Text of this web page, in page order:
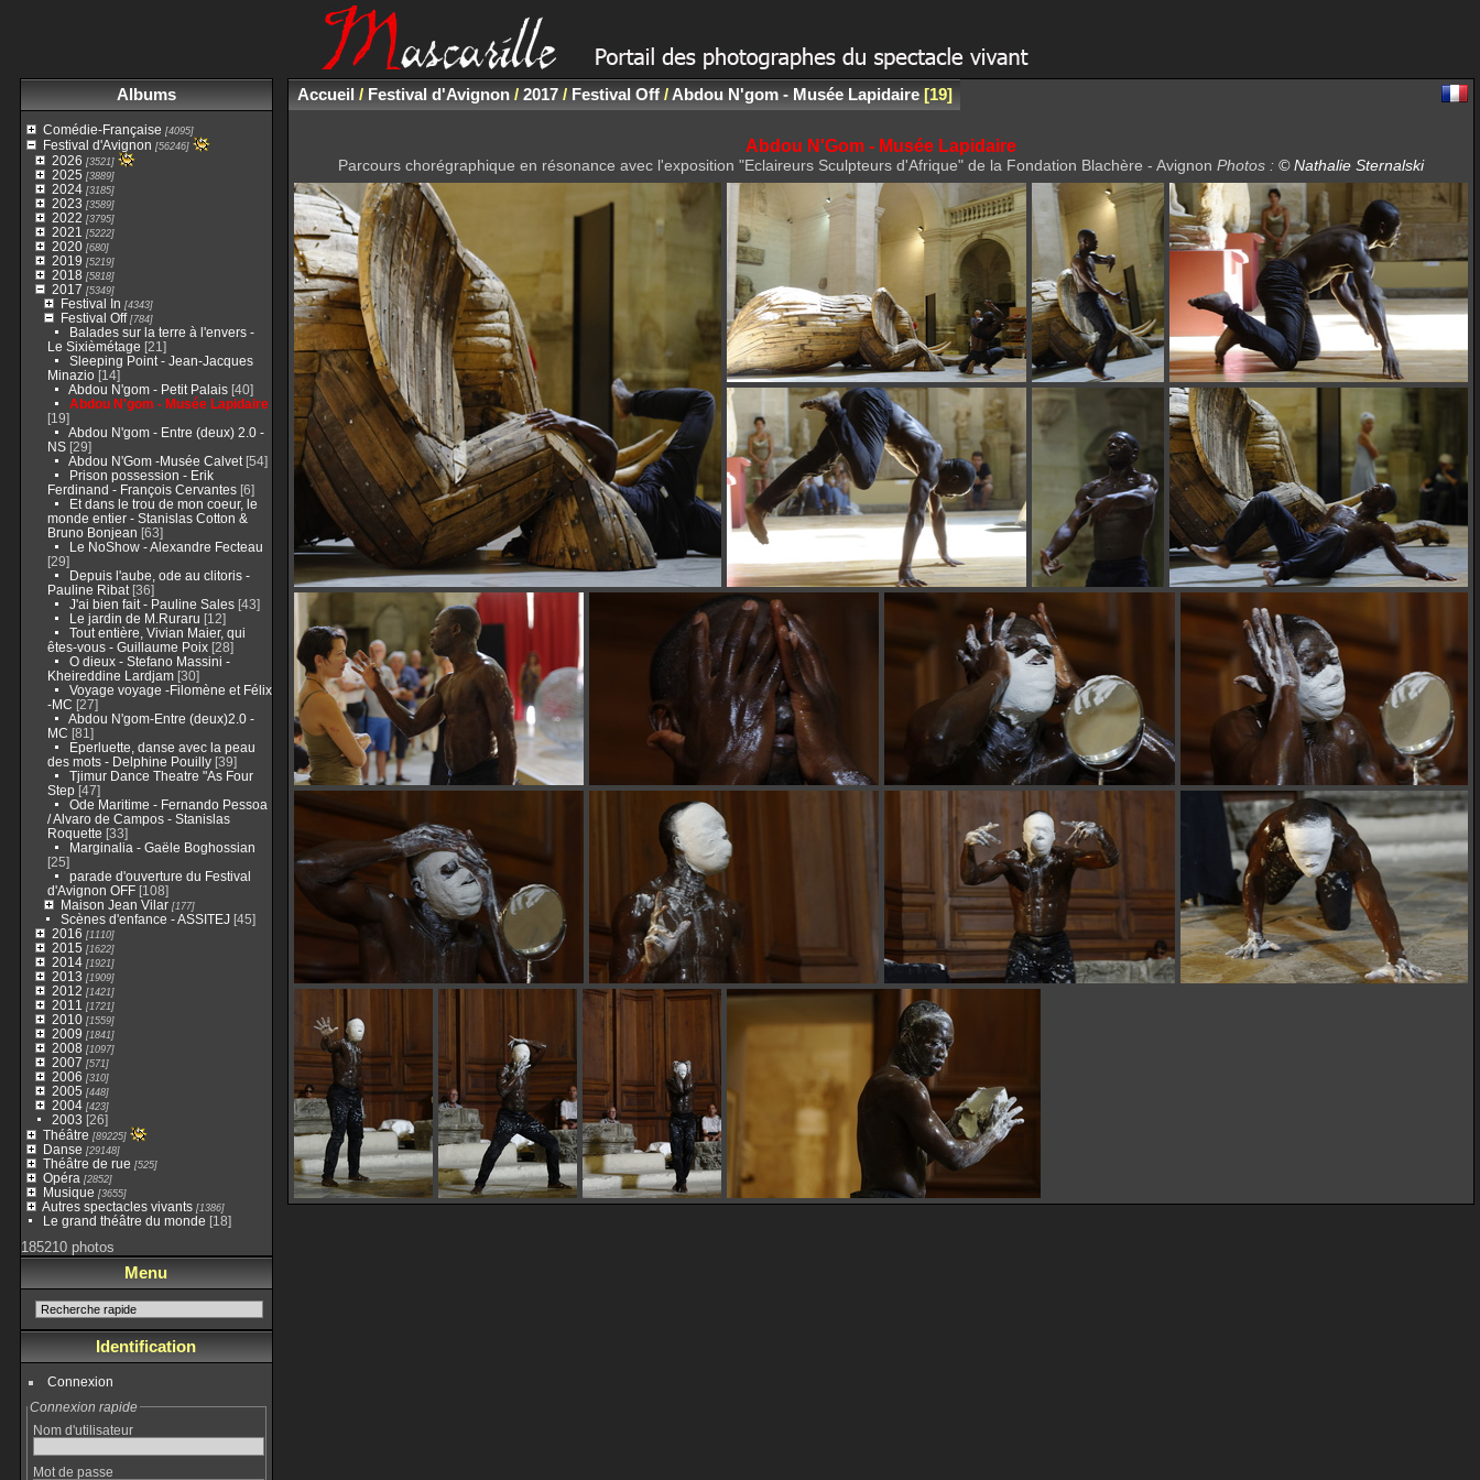
Albums
Comédie-Française [4095]
Festival d'Avignon [56246]
2026 [3521]
2025 [3889]
2024[3185]
2023 [3589]
2022 [3795]
2021 [5222]
2020[680]
2019 [5219]
2018 [5818]
2017 [5349]
Festival In [4343]
Festival Off[784]
Balades sur la terre à l'envers -
Le Sixièmétage [21]
Sleeping Point - Jean-Jacques
Minazio[14]
Abdou N'gom - Petit Palais[40]
Abdou N'gom - Musée Lapidaire
[19]
Abdou N'gom - Entre (deux) 2.0 -
NS[29]
Abdou N'Gom -Musée Calvet[54]
Prison possession - Erik
Ferdinand - François Cervantes[6]
Et dans le trou de mon coeur, le
monde entier - Stanislas Cotton &
Bruno Bonjean [63]
Le NoShow - Alexandre Fecteau
[29]
Depuis l'aube, ode au clitoris -
Pauline Ribat[36]
J'ai bien fait - Pauline Sales[43]
Le jardin de M.Ruraru [12]
Tout entière, Vivian Maier, qui
êtes-vous - Guillaume Poix[28]
O dieux - Stefano Massini -
Kheireddine Lardjam[30]
Voyage voyage -Filomène et Félix
-MC [27]
Abdou N'gom-Entre (deux)2.0 -
MC [81]
Eperluette, danse avec la peau
des mots - Delphine Pouilly[39]
Tjimur Dance Theatre "As Four
Step [47]
Ode Maritime - Fernando Pessoa
/ Alvaro de Campos - Stanislas
Roquette [33]
Marginalia - Gaële Boghossian
[25]
parade d'ouverture du Festival
d'Avignon OFF[108]
Maison Jean Vilar[177]
Scènes d'enfance - ASSITEJ [45]
2016 [1110]
2015 [1622]
2014[1921]
2013 [1909]
2012 [1421]
2011 [1721]
2010[1559]
2009 [1841]
2008 [1097]
2007 [571]
2006 [310]
2005 [448]
2004[423]
2003 [26]
Théâtre [89225]
Danse [29148]
Théâtre de rue [525]
Opéra [2852]
Musique [3655]
Autres spectacles vivants[1386]
Le grand théâtre du monde [18]
185210 photos
Menu
Identification
Connexion
Connexion rapide
Nom d'utilisateur
Mot de passe
Accueil/ Festival d'Avignon/ 2017/ Festival Off/Abdou N'gom - Musée Lapidaire 19
Abdou N'Gom - Musée Lapidaire
Parcours chorégraphique en résonance avec l'exposition "Eclaireurs Sculpteurs d'Afrique" de la Fondation Blachère - Avignon Photos : © Nathalie Sternalski